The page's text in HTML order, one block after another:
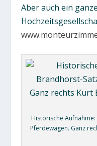
Aber auch ein
Historische
Pferdewagen. Ganz